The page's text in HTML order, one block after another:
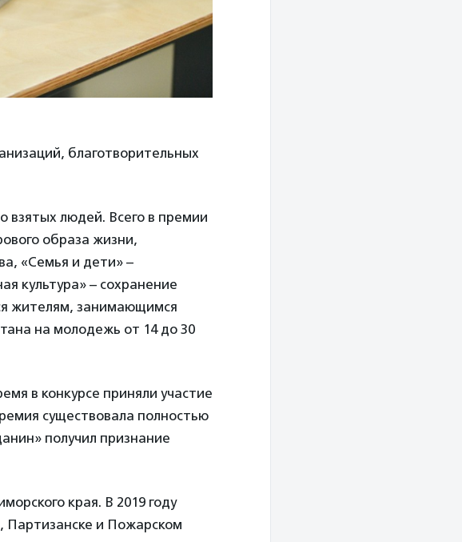
благотворительных
взятых людей. Всего в премии
образа жизни,
«Семья и дети» –
культура» – сохранение
жителям, занимающимся
на молодежь от 14 до 30
в конкурсе приняли участие
существовала полностью
получил признание
края. В 2019 году
Партизанске и Пожарском